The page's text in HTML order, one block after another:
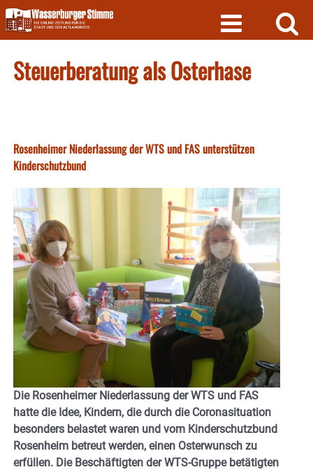
Skip
to
content
Steuerberatung als Osterhase
Rosenheimer Niederlassung der WTS und FAS unterstützen
Kinderschutzbund
Die Rosenheimer Niederlassung der WTS und FAS
hatte die Idee, Kindern, die durch die Coronasituation
besonders belastet waren und vom Kinderschutzbund
Rosenheim betreut werden, einen Osterwunsch zu
erfüllen. Die Beschäftigten der WTS-Gruppe betätigten